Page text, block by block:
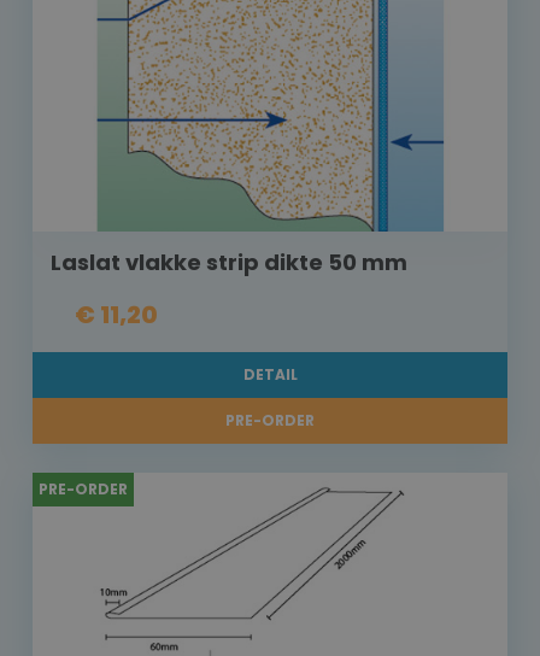
Laslat vlakke strip dikte 50 mm
€ 11,20
DETAIL
PRE-ORDER
PRE-ORDER